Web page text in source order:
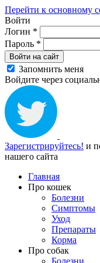
Перейти к основному
Войти
Логин *
Пароль *
Войти на сайт
Запомнить меня
Войдите через
Зарегистрируйтесь! и
нашего сайта
Главная
Про кошек
Болезни
Симптомы
Уход
Препараты
Корма
Про собак
Болезни